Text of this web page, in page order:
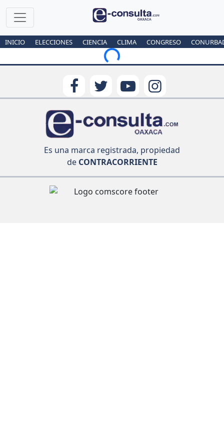
INICIO ELECCIONES CIENCIA CLIMA CONGRESO
Loading...
Es una marca registrada, propiedad
deCONTRACORRIENTE